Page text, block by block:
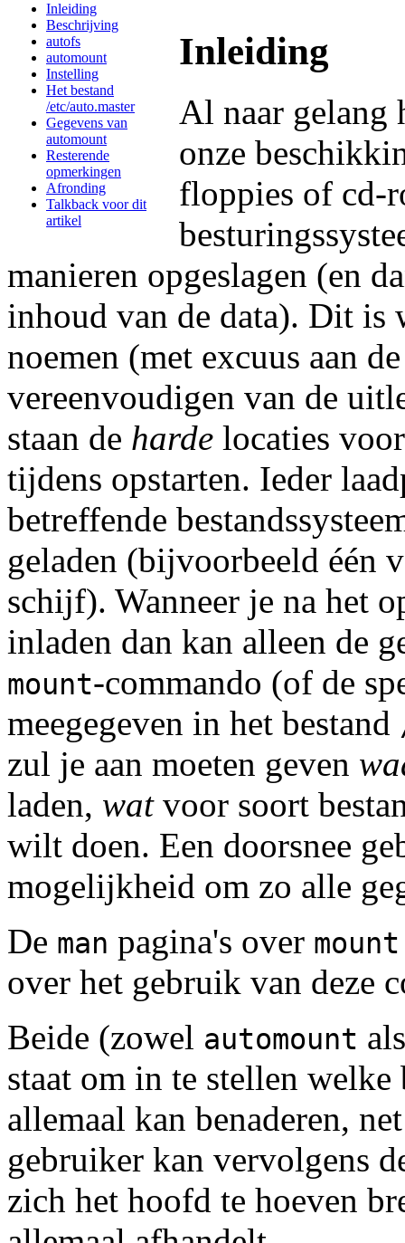
Inleiding
Beschrijving
autofs
automount
Instelling
Het bestand
/etc/auto.master
Gegevens van
automount
Resterende
opmerkingen
Afronding
Talkback voor dit
artikel
Inleiding
Al naar gelang
onze
floppies of cd-
manieren opgeslagen (en
inhoud van de data). Dit is
noemen (met excuus aan
vereenvoudigen van de
staan de harde locaties
tijdens opstarten. Ieder
betreffende
geladen (bijvoorbeeld één
schijf). Wanneer je na het
inladen dan kan alleen de
mount-commando (of de
meegegeven in het bestand
zul je aan moeten geven
laden, watvoor soort
wilt doen. Een doorsnee
mogelijkheid om zo alle
De man pagina's over mount
over het gebruik van deze
Beide (zowel automount
staat om in te stellen welke
allemaal kan benaderen,
gebruiker kan vervolgens
zich het hoofd te hoeven